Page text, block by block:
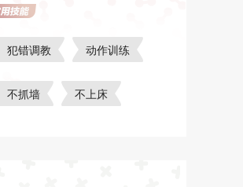
犯错调教 动作训练
不抓墙 不上床